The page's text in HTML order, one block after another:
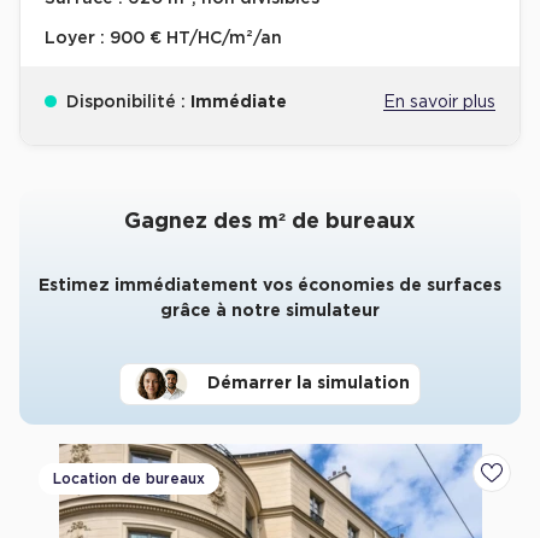
Loyer : 900 € HT/HC/m²/an
Disponibilité : Immédiate En savoir plus
Gagnez des m² de bureaux
Estimez immédiatement vos économies de surfaces
grâce à notre simulateur
Démarrer la simulation
Location de bureaux